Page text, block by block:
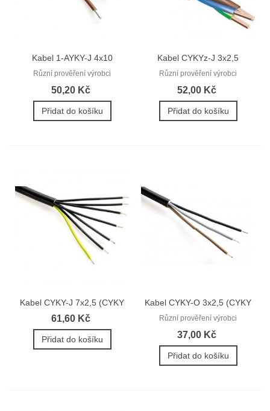
Kabel 1-AYKY-J 4x10
(AYKY 4Bx10)
Různí prověření výrobci
50,20 Kč
Přidat do košíku
Kabel CYKYz-J 3x2,5
(CYKYz 3Cx2,5)
Různí prověření výrobci
52,00 Kč
Přidat do košíku
Kabel CYKY-J 7x2,5 (CYKY
3Cx1,5)
61,60 Kč
Přidat do košíku
Kabel CYKY-O 3x2,5 (CYKY
3Ax2,5)
Různí prověření výrobci
37,00 Kč
Přidat do košíku